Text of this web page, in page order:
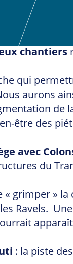
chantiers
qui
aurons
être des
avec
du
grimper »
les Ravels.
: la piste